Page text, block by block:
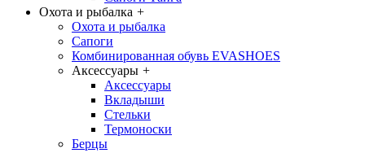
Охота и рыбалка +
Охота и рыбалка
Сапоги
Комбинированная обувь EVASHOES
Аксессуары +
Аксессуары
Вкладыши
Стельки
Термоноски
Берцы